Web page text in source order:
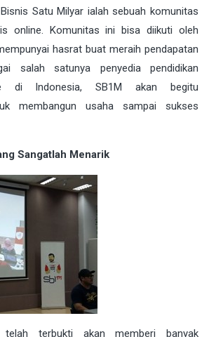
Satu Milyar ialah sebuah komunitas
online. Komunitas ini bisa diikuti oleh
hasrat buat meraih pendapatan
salah satunya penyedia pendidikan
di Indonesia, SB1M akan begitu
membangun usaha sampai sukses
Sangatlah Menarik
telah terbukti akan memberi banyak